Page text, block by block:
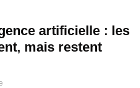
artificielle : les
mais restent